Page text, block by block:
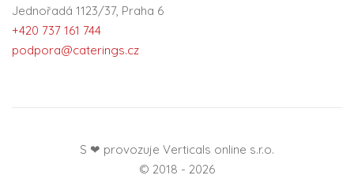
Jednořadá 1123/37, Praha 6
+420 737 161 744
podpora@caterings.cz
S ❤ provozuje Verticals online s.r.o.
© 2018 - 2026